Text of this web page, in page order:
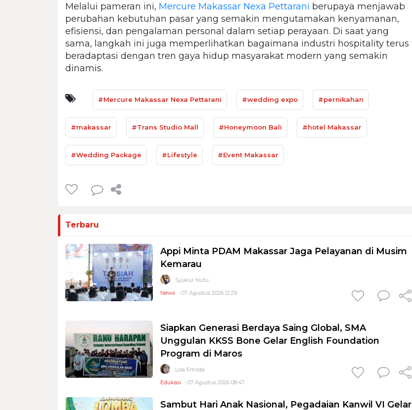
Melalui pameran ini, Mercure Makassar Nexa Pettarani berupaya menjawab
perubahan kebutuhan pasar yang semakin mengutamakan kenyamanan,
efisiensi, dan pengalaman personal dalam setiap perayaan. Di saat yang
sama, langkah ini juga memperlihatkan bagaimana industri hospitality terus
beradaptasi dengan tren gaya hidup masyarakat modern yang semakin
dinamis.
#Mercure Makassar Nexa Pettarani #wedding expo #pernikahan
#makassar #Trans Studio Mall #Honeymoon Bali #hotel Makassar
#Wedding Package #Lifestyle #Event Makassar
Terbaru
Appi Minta PDAM Makassar Jaga Pelayanan di Musim
Kemarau
Syukur Nutu
News - 07 Agustus 2026 12:29
Siapkan Generasi Berdaya Saing Global, SMA
Unggulan KKSS Bone Gelar English Foundation
Program di Maros
Lisa Emilda
Edukasi - 07 Agustus 2026 08:47
Sambut Hari Anak Nasional, Pegadaian Kanwil VI Gelar